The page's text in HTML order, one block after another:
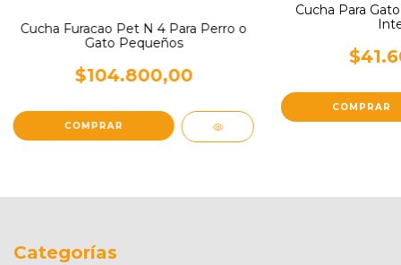
Cucha Furacao Pet N 4 Para Perro o
Gato Pequeños
$104.800,00
COMPRAR
Cucha Para
COMPRAR
Categorías